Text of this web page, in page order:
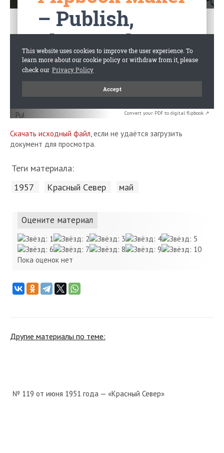
Convert your PDF to digital flipbook ↗
Скачать исходный файл, если не удаётся загрузить
документ для просмотра.
Теги материала:
1957 Красный Cевер май
Оцените материал
Пока оценок нет
Другие материалы по теме:
№ 119 от июня 1951 года — «Красный Север»